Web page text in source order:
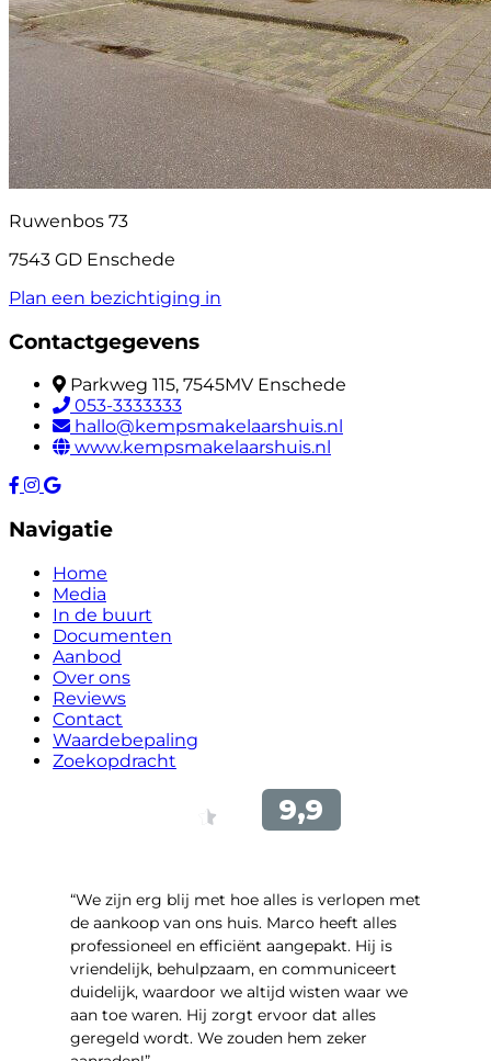
Ruwenbos 73
7543 GD Enschede
Plan een bezichtiging in
Contactgegevens
Parkweg 115, 7545MV Enschede
053-3333333
hallo@kempsmakelaarshuis.nl
www.kempsmakelaarshuis.nl
Navigatie
Home
Media
In de buurt
Documenten
Aanbod
Over ons
Reviews
Contact
Waardebepaling
Zoekopdracht
“We zijn erg blij met hoe alles is verlopen met
de aankoop van ons huis. Marco heeft alles
professioneel en efficiënt aangepakt. Hij is
vriendelijk, behulpzaam, en communiceert
duidelijk, waardoor we altijd wisten waar we
aan toe waren. Hij zorgt ervoor dat alles
geregeld wordt. We zouden hem zeker